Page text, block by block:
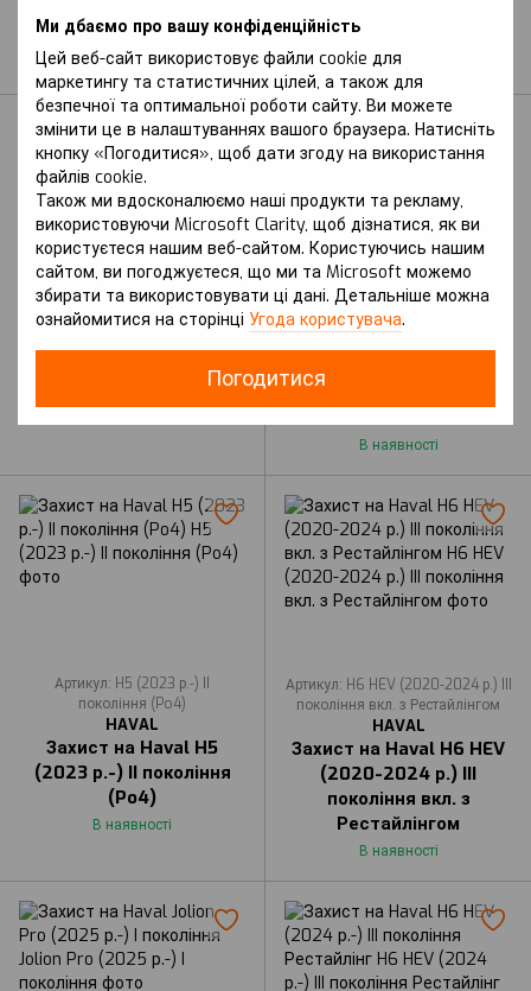
Ми дбаємо про вашу конфіденційність
Цей веб-сайт використовує файли cookie для
маркетингу та статистичних цілей, а також для
безпечної та оптимальної роботи сайту. Ви можете
змінити це в налаштуваннях вашого браузера. Натисніть
кнопку «Погодитися», щоб дати згоду на використання
файлів cookie.
Також ми вдосконалюємо наші продукти та рекламу,
використовуючи Microsoft Clarity, щоб дізнатися, як ви
користуєтеся нашим веб-сайтом. Користуючись нашим
сайтом, ви погоджуєтеся, що ми та Microsoft можемо
збирати та використовувати ці дані. Детальніше можна
ознайомитися на сторінці Угода користувача.
Погодитися
(2020 р.-) III покоління
В наявності
(2021 р.-) I покоління
В наявності
Артикул: O3 (2020 р.-) I покоління
HAVAL
Захист на Haval O3
(2020 р.-) I покоління
1
Артикул: H6 (2020 р.-) III
покоління вкл. з Рестайлінгом
(2020 р.-) III покоління
В наявності
Артикул: H5 (2023 р.-) II
покоління (Po4)
HAVAL
Захист на Haval H5
(2023 р.-) II покоління
(Po4)
В наявності
Артикул: H6 HEV (2020-2024 р.) III
покоління вкл. з Рестайлінгом
HAVAL
Захист на Haval H6 HEV
(2020-2024 р.) III
покоління вкл. з
Рестайлінгом
В наявності